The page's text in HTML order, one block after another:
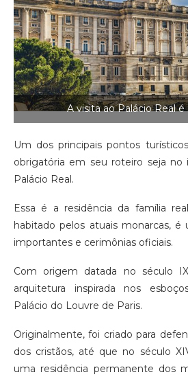
A visita ao Palácio Real
Um dos principais pontos
obrigatória em seu roteiro seja no
Palácio Real.
Essa é a residência da família
habitado pelos atuais monarcas, é
importantes e cerimônias oficiais.
Com origem datada no século
arquitetura inspirada nos
Palácio do Louvre de Paris.
Originalmente, foi criado para
dos cristãos, até que no século
uma residência permanente dos